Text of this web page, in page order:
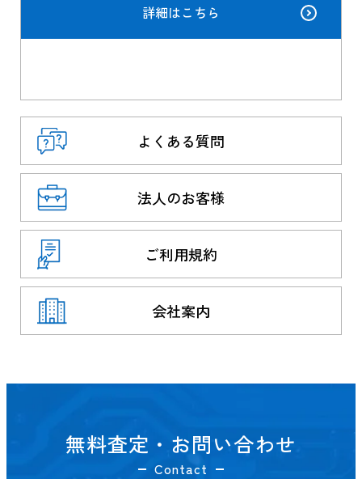
詳細はこちら
よくある質問
法人のお客様
ご利用規約
会社案内
無料査定・お問い合わせ
Contact